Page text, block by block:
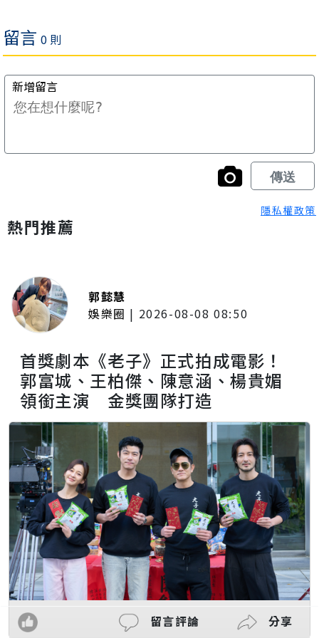
隱私權政策
熱門推薦
郭懿慧
娛樂圈 | 2026-08-08 08:50
首獎劇本《老子》正式拍成電影！
郭富城、王柏傑、陳意涵、楊貴媚
領銜主演 金獎團隊打造
留言評論 分享